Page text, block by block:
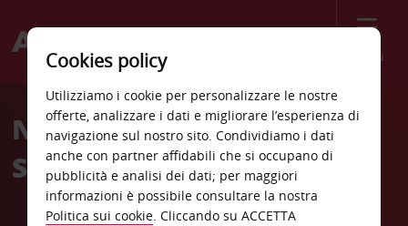
Menù
Welcome
AvisNoleggio auto alla
Stazione di Thionville
Cookies policy
Utilizziamo i cookie per personalizzare le nostre
offerte, analizzare i dati e migliorare l’esperienza di
navigazione sul nostro sito. Condividiamo i dati
anche con partner affidabili che si occupano di
pubblicità e analisi dei dati; per maggiori
informazioni è possibile consultare la nostra
Politica sui cookie. Cliccando su ACCETTA